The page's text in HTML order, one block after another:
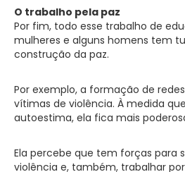
O trabalho pela paz
Por fim, todo esse trabalho de
mulheres e alguns homens tem
construção da paz.
Por exemplo, a formação de
vítimas de violência. À medida
autoestima, ela fica mais
Ela percebe que tem forças para
violência e, também, trabalhar